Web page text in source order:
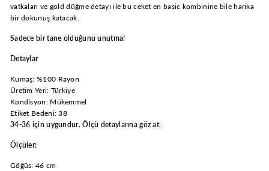
vatkaları ve gold düğme detayı ile bu ceket en basic kombinine bile harika
bir dokunuş katacak.
Sadece bir tane olduğunu unutma!
Detaylar
Kumaş: %100 Rayon
Üretim Yeri: Türkiye
Kondisyon: Mükemmel
Etiket Bedeni: 38
34-36 için uygundur. Ölçü detaylarına göz at.
Ölçüler:
Göğüs: 46 cm